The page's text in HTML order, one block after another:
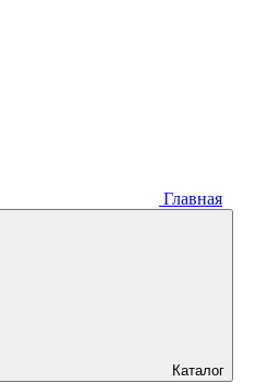
Главная
Каталог